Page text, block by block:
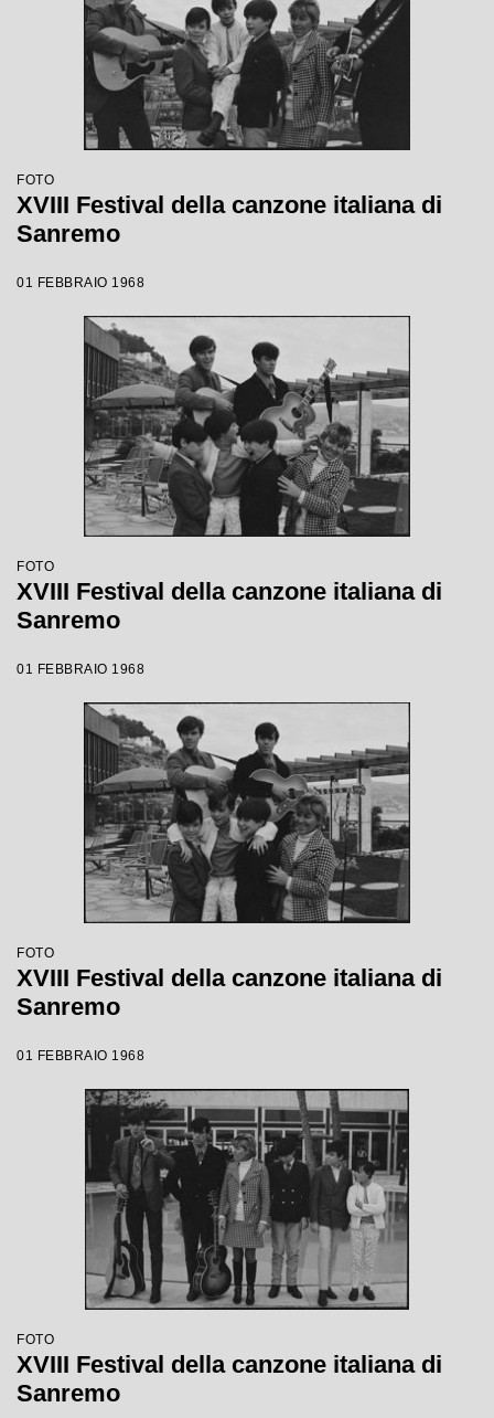
FOTO
XVIII Festival della canzone italiana di
Sanremo
01 FEBBRAIO 1968
FOTO
XVIII Festival della canzone italiana di
Sanremo
01 FEBBRAIO 1968
FOTO
XVIII Festival della canzone italiana di
Sanremo
01 FEBBRAIO 1968
FOTO
XVIII Festival della canzone italiana di
Sanremo